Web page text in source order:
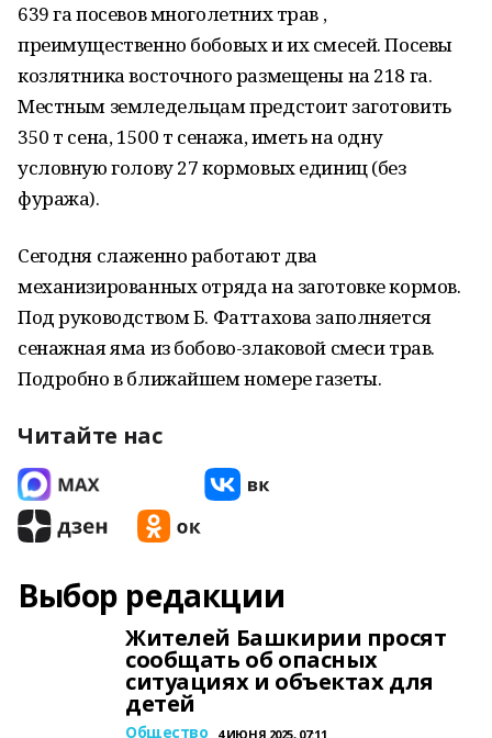
639 га посевов многолетних трав ,
преимущественно бобовых и их смесей. Посевы
козлятника восточного размещены на 218 га.
Местным земледельцам предстоит заготовить
350 т сена, 1500 т сенажа, иметь на одну
условную голову 27 кормовых единиц (без
фуража).
Сегодня слаженно работают два
механизированных отряда на заготовке кормов.
Под руководством Б. Фаттахова заполняется
сенажная яма из бобово-злаковой смеси трав.
Подробно в ближайшем номере газеты.
Читайте нас
Выбор редакции
Жителей Башкирии просят
сообщать об опасных
ситуациях и объектах для
детей
Общество 4 ИЮНЯ 2025, 07:11